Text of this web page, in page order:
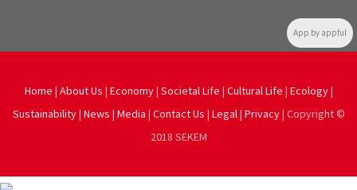
App by appful
Home | About Us | Economy| Societal Life | Cultural Life | Ecology|
Sustainability| News | Media | Contact Us | Legal| Privacy| Copyright ©
2018 SEKEM